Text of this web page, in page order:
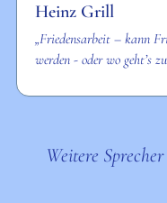
Heinz Grill
„Friedensarbeit – kann
werden - oder wo geht’s
Weitere